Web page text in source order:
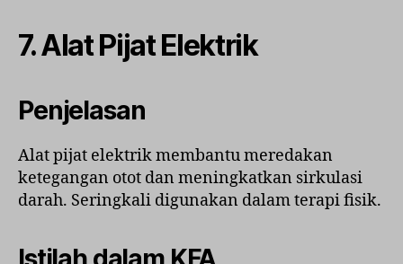
7.Alat Pijat Elektrik
Penjelasan
Alat pijat elektrik membantu meredakan
ketegangan otot dan meningkatkan sirkulasi
darah. Seringkali digunakan dalam terapi fisik.